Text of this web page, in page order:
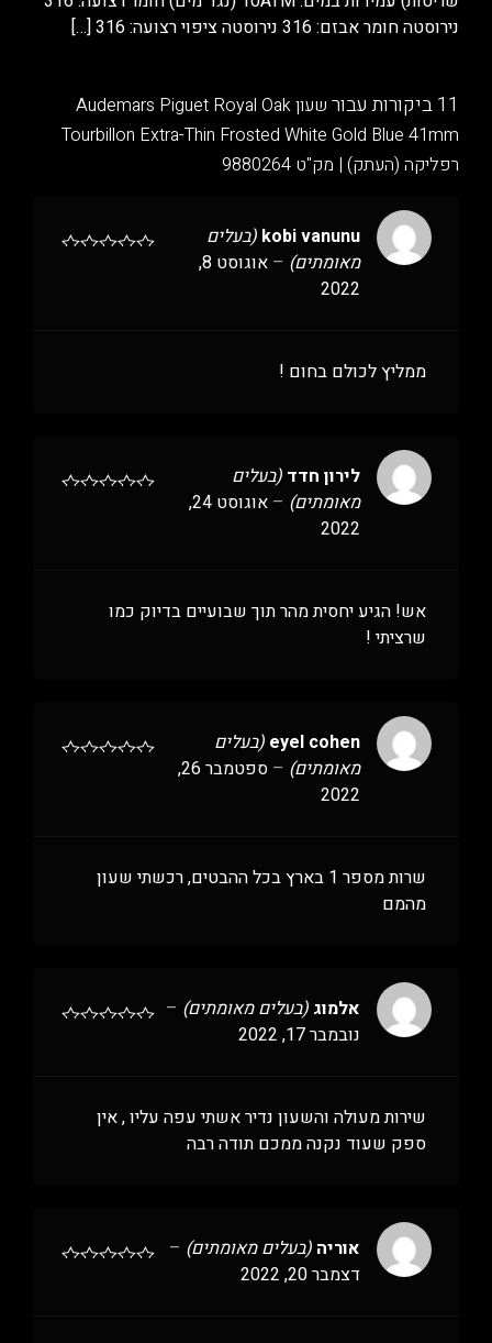
נירוסטה חומר אבזם: 316 נירוסטה ציפוי רצועה: 316
[…]
11 ביקורות עבור
שעון Audemars Piguet Royal Oak
Tourbillon Extra-Thin Frosted White Gold Blue 41mm
רפליקה (העתק) | מק"ט 9880264
kobi vanunu (בעלים
מאומתים) –
אוגוסט 8,
2022
ממליץ לכולם בחום !
לירון חדד (בעלים
מאומתים) –
אוגוסט 24,
2022
אש! הגיע יחסית מהר תוך שבועיים בדיוק כמו
שרציתי !
eyel cohen (בעלים
מאומתים) –
ספטמבר 26,
2022
שרות מספר 1 בארץ בכל ההבטים, רכשתי שעון
מהמם
אלמוג (בעלים מאומתים) –
נובמבר 17, 2022
שירות מעולה והשעון נדיר אשתי עפה עליו , אין
ספק שעוד נקנה ממכם תודה רבה
אוריה (בעלים מאומתים) –
דצמבר 20, 2022